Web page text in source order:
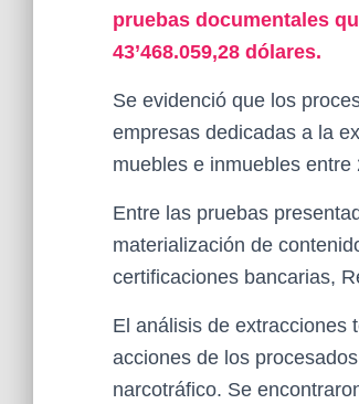
pruebas documentales
43’468.059,28 dólares.
Se evidenció que los
empresas dedicadas a la
muebles e inmuebles
Entre las pruebas
materialización de
certificaciones bancarias,
El análisis de extracciones
acciones de los
narcotráfico. Se